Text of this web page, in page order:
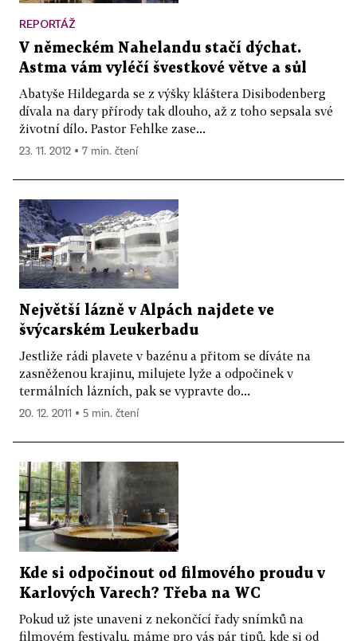
REPORTÁŽ
V německém Nahelandu stačí dýchat.
Astma vám vyléčí švestkové větve a sůl
Abatyše Hildegarda se z výšky kláštera Disibodenberg
dívala na dary přírody tak dlouho, až z toho sepsala své
životní dílo. Pastor Fehlke zase...
23. 11. 2012 ▪ 7 min. čtení
Největší lázně v Alpách najdete ve
švýcarském Leukerbadu
Jestliže rádi plavete v bazénu a přitom se díváte na
zasněženou krajinu, milujete lyže a odpočinek v
termálních lázních, pak se vypravte do...
20. 12. 2011 ▪ 5 min. čtení
Kde si odpočinout od filmového proudu v
Karlových Varech? Třeba na WC
Pokud už jste unaveni z nekončící řady snímků na
filmovém festivalu, máme pro vás pár tipů, kde si od